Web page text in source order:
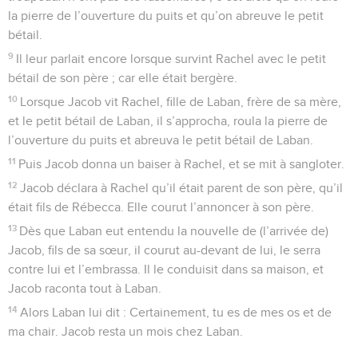
la pierre de l’ouverture du puits et qu’on abreuve le petit
bétail.
9 Il leur parlait encore lorsque survint Rachel avec le petit
bétail de son père ; car elle était bergère.
10 Lorsque Jacob vit Rachel, fille de Laban, frère de sa mère,
et le petit bétail de Laban, il s’approcha, roula la pierre de
l’ouverture du puits et abreuva le petit bétail de Laban.
11 Puis Jacob donna un baiser à Rachel, et se mit à sangloter.
12 Jacob déclara à Rachel qu’il était parent de son père, qu’il
était fils de Rébecca. Elle courut l’annoncer à son père.
13 Dès que Laban eut entendu la nouvelle de (l’arrivée de)
Jacob, fils de sa sœur, il courut au-devant de lui, le serra
contre lui et l’embrassa. Il le conduisit dans sa maison, et
Jacob raconta tout à Laban.
14 Alors Laban lui dit : Certainement, tu es de mes os et de
ma chair. Jacob resta un mois chez Laban.